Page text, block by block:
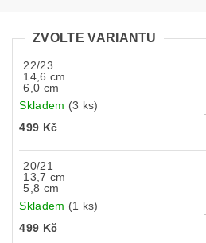
ZVOLTE VARIANTU
22/23
14,6 cm
6,0 cm
Skladem (3 ks)
499 Kč
20/21
13,7 cm
5,8 cm
Skladem (1 ks)
499 Kč